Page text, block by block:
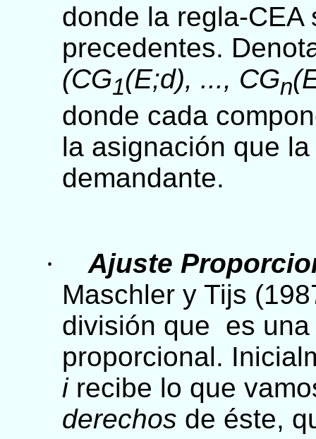
donde la regla-
precedentes.
(CG1(E;d), ..., CGn
donde cada
la asignación que
demandante.
·
Ajuste
Maschler y Tijs
división que es
proporcional.
irecibe lo que
derechos de éste,